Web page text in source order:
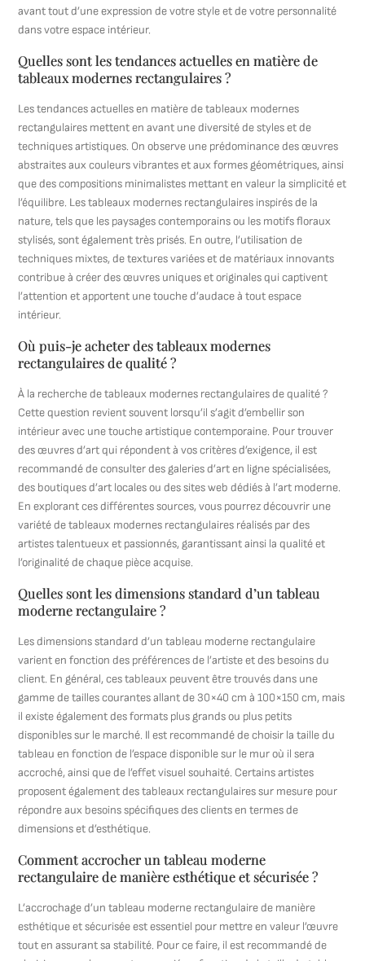
avant tout d’une expression de votre style et de votre personnalité
dans votre espace intérieur.
Quelles sont les tendances actuelles en matière de
tableaux modernes rectangulaires ?
Les tendances actuelles en matière de tableaux modernes
rectangulaires mettent en avant une diversité de styles et de
techniques artistiques. On observe une prédominance des œuvres
abstraites aux couleurs vibrantes et aux formes géométriques, ainsi
que des compositions minimalistes mettant en valeur la simplicité et
l’équilibre. Les tableaux modernes rectangulaires inspirés de la
nature, tels que les paysages contemporains ou les motifs floraux
stylisés, sont également très prisés. En outre, l’utilisation de
techniques mixtes, de textures variées et de matériaux innovants
contribue à créer des œuvres uniques et originales qui captivent
l’attention et apportent une touche d’audace à tout espace
intérieur.
Où puis-je acheter des tableaux modernes
rectangulaires de qualité ?
À la recherche de tableaux modernes rectangulaires de qualité ?
Cette question revient souvent lorsqu’il s’agit d’embellir son
intérieur avec une touche artistique contemporaine. Pour trouver
des œuvres d’art qui répondent à vos critères d’exigence, il est
recommandé de consulter des galeries d’art en ligne spécialisées,
des boutiques d’art locales ou des sites web dédiés à l’art moderne.
En explorant ces différentes sources, vous pourrez découvrir une
variété de tableaux modernes rectangulaires réalisés par des
artistes talentueux et passionnés, garantissant ainsi la qualité et
l’originalité de chaque pièce acquise.
Quelles sont les dimensions standard d’un tableau
moderne rectangulaire ?
Les dimensions standard d’un tableau moderne rectangulaire
varient en fonction des préférences de l’artiste et des besoins du
client. En général, ces tableaux peuvent être trouvés dans une
gamme de tailles courantes allant de 30×40 cm à 100×150 cm, mais
il existe également des formats plus grands ou plus petits
disponibles sur le marché. Il est recommandé de choisir la taille du
tableau en fonction de l’espace disponible sur le mur où il sera
accroché, ainsi que de l’effet visuel souhaité. Certains artistes
proposent également des tableaux rectangulaires sur mesure pour
répondre aux besoins spécifiques des clients en termes de
dimensions et d’esthétique.
Comment accrocher un tableau moderne
rectangulaire de manière esthétique et sécurisée ?
L’accrochage d’un tableau moderne rectangulaire de manière
esthétique et sécurisée est essentiel pour mettre en valeur l’œuvre
tout en assurant sa stabilité. Pour ce faire, il est recommandé de